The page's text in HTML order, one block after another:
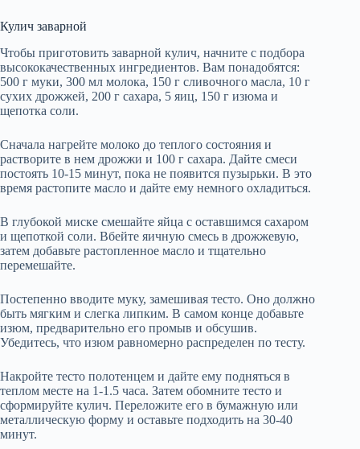
Кулич заварной
Чтобы приготовить заварной кулич, начните с подбора
высококачественных ингредиентов. Вам понадобятся:
500 г муки, 300 мл молока, 150 г сливочного масла, 10 г
сухих дрожжей, 200 г сахара, 5 яиц, 150 г изюма и
щепотка соли.
Сначала нагрейте молоко до теплого состояния и
растворите в нем дрожжи и 100 г сахара. Дайте смеси
постоять 10-15 минут, пока не появится пузырьки. В это
время растопите масло и дайте ему немного охладиться.
В глубокой миске смешайте яйца с оставшимся сахаром
и щепоткой соли. Вбейте яичную смесь в дрожжевую,
затем добавьте растопленное масло и тщательно
перемешайте.
Постепенно вводите муку, замешивая тесто. Оно должно
быть мягким и слегка липким. В самом конце добавьте
изюм, предварительно его промыв и обсушив.
Убедитесь, что изюм равномерно распределен по тесту.
Накройте тесто полотенцем и дайте ему подняться в
теплом месте на 1-1.5 часа. Затем обомните тесто и
сформируйте кулич. Переложите его в бумажную или
металлическую форму и оставьте подходить на 30-40
минут.